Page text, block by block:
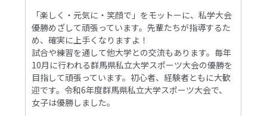
「楽しく・元気に・笑顔で」をモットーに、私学大会
優勝めざして頑張っています。先輩たちが指導するた
め、確実に上手くなりますよ！
試合や練習を通して他大学との交流もあります。毎年
10月に行われる群馬県私立大学スポーツ大会の優勝を
目指して頑張っています。初心者、経験者ともに大歓
迎です。令和6年度群馬県私立大学スポーツ大会で、
女子は優勝しました。